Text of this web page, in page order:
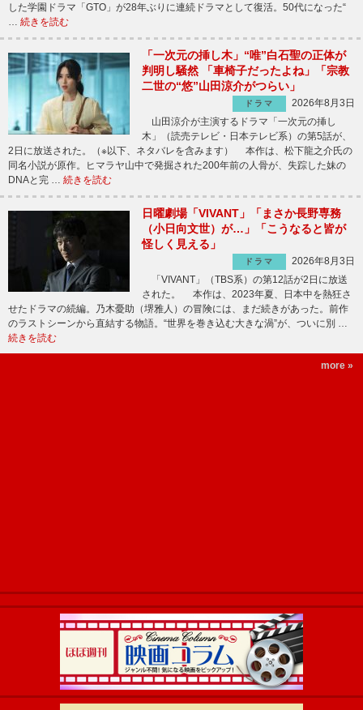
した学園ドラマ「GTO」が28年ぶりに連続ドラマとして復活。50代になった“
… 続きを読む
「一次元の挿し木」“唯”白石聖の正体が
判明し騒然 「車椅子だったよね」「宗教
二世の“悠”山田涼介がつらい」
ドラマ
2026年8月3日
山田涼介が主演するドラマ「一次元の挿し
木」（読売テレビ・日本テレビ系）の第5話が、
2日に放送された。（※以下、ネタバレを含みます） 本作は、松下龍之介氏の
同名小説が原作。ヒマラヤ山中で発掘された200年前の人骨が、失踪した妹の
DNAと完 … 続きを読む
日曜劇場「VIVANT」「まさか長野専務
（小日向文世）が…」「こうなると皆が
怪しく見える」
ドラマ
2026年8月3日
「VIVANT」（TBS系）の第12話が2日に放送
された。 本作は、2023年夏、日本中を熱狂さ
せたドラマの続編。乃木憂助（堺雅人）の冒険には、まだ続きがあった。前作
のラストシーンから直結する物語。“世界を巻き込む大きな渦”が、ついに別 …
続きを読む
more »